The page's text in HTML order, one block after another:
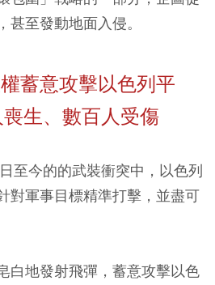
甚至發動地面入侵。
蓄意攻擊以色列平
生、數百人受傷
至今的的武裝衝突中，以色列
對軍事目標精準打擊，並盡可
白地發射飛彈，蓄意攻擊以色